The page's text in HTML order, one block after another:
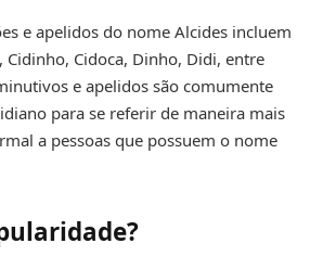
e apelidos do nome Alcides incluem
Cidinho, Cidoca, Dinho, Didi, entre
e apelidos são comumente
para se referir de maneira mais
a pessoas que possuem o nome